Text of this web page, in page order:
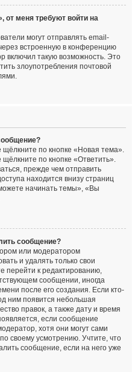
от меня требуют войти на
могут отправлять email-
встроенную в конференцию
включил такую возможность. Это
злоупотребления почтовой
по кнопке «Новая тема».
по кнопке «Ответить».
прежде чем отправить
находится внизу страниц
начинать темы», «Вы
сообщение?
или модератором
и удалять только свои
перейти к редактированию,
сообщении, иногда
после его создания. Если кто-
ним появится небольшая
правок, а также дату и время
если сообщение
хотя они могут сами
своему усмотрению. Учтите, что
сообщение, если на него уже